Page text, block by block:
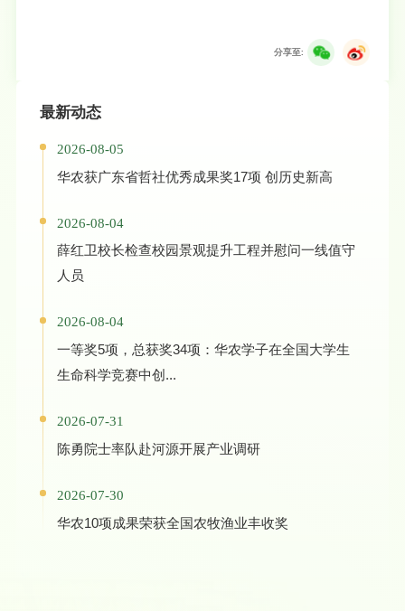
分享至:
最新动态
2026-08-05
华农获广东省哲社优秀成果奖17项 创历史新高
2026-08-04
薛红卫校长检查校园景观提升工程并慰问一线值守
人员
2026-08-04
一等奖5项，总获奖34项：华农学子在全国大学生
生命科学竞赛中创...
2026-07-31
陈勇院士率队赴河源开展产业调研
2026-07-30
华农10项成果荣获全国农牧渔业丰收奖